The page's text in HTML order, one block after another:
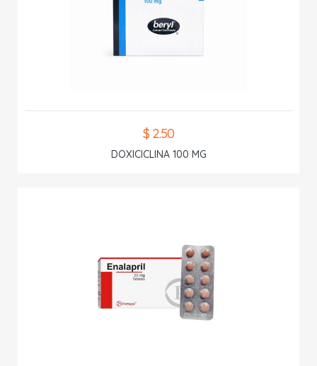
$ 2.50
DOXICICLINA 100 MG